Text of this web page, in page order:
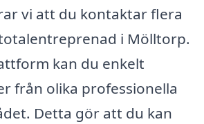
vi att du kontaktar flera
i Mölltorp.
kan du enkelt
från olika professionella
Detta gör att du kan